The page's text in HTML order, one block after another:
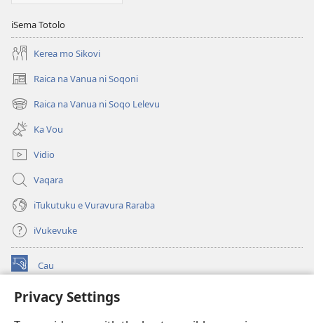
Privacy Settings
iSema Totolo
Kerea mo Sikovi
Raica na Vanua ni Soqoni
(opens
new
window)
Raica na Vanua ni Soqo Lelevu
(opens
new
window)
Ka Vou
Vidio
Vaqara
iTukutuku e Vuravura Raraba
iVukevuke
Cau
(opens
window)Watchtower LAIBRI ENA INTERNET™